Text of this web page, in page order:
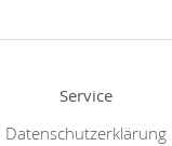
Service
Datenschutzerklärung